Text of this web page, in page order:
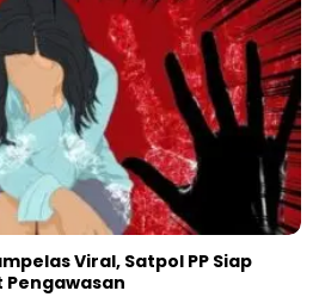
Viral, Satpol PP Siap